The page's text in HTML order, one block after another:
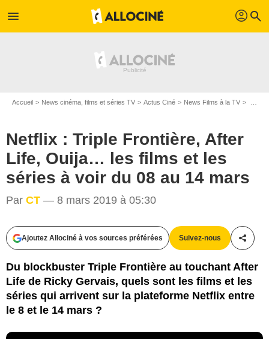
menu profil search
Accueil News cinéma, films et séries TV Actus Ciné News Films à la TV
Netflix : Triple Frontière, After
Life, Ouija… les films et les
séries à voir du 08 au 14 mars
Par CT — 8 mars 2019 à 05:30
Ajoutez Allociné à vos sources préférées Suivez-nous
Du blockbuster Triple Frontière au touchant After
Life de Ricky Gervais, quels sont les films et les
séries qui arrivent sur la plateforme Netflix entre
le 8 et le 14 mars ?